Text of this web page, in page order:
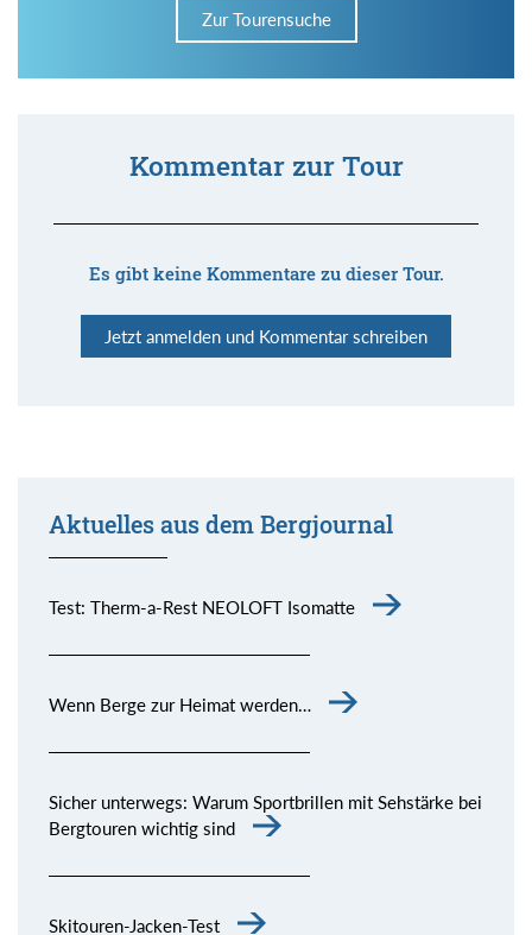
Zur Tourensuche
Kommentar zur Tour
Es gibt keine Kommentare zu dieser Tour.
Jetzt anmelden und Kommentar schreiben
Aktuelles aus dem Bergjournal
Test: Therm-a-Rest NEOLOFT Isomatte
Wenn Berge zur Heimat werden…
Sicher unterwegs: Warum Sportbrillen mit Sehstärke bei
Bergtouren wichtig sind
Skitouren-Jacken-Test